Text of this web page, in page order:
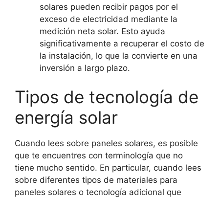
solares pueden recibir pagos por el
exceso de electricidad mediante la
medición neta solar. Esto ayuda
significativamente a recuperar el costo de
la instalación, lo que la convierte en una
inversión a largo plazo.
Tipos de tecnología de
energía solar
Cuando lees sobre paneles solares, es posible
que te encuentres con terminología que no
tiene mucho sentido. En particular, cuando lees
sobre diferentes tipos de materiales para
paneles solares o tecnología adicional que